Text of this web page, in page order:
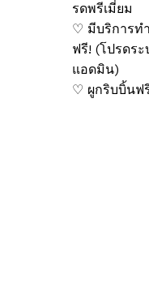
รดพรีเมี่ยม
♡ มีบริการท
ฟรี! (โปรดร
แอดมิน)
♡ ผูกริบบิ้นฟ